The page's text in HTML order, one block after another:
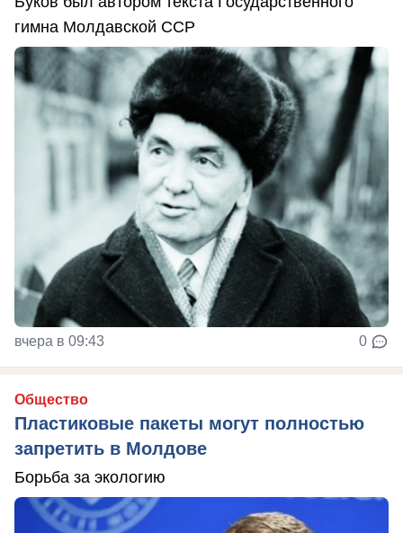
гимна Молдавской ССР
вчера в 09:43 0
Общество
Пластиковые пакеты могут полностью
запретить в Молдове
Борьба за экологию